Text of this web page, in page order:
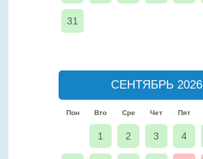
31
СЕНТЯБРЬ 2026
Пон Вто Сре Чет Пят
1 2 3 4